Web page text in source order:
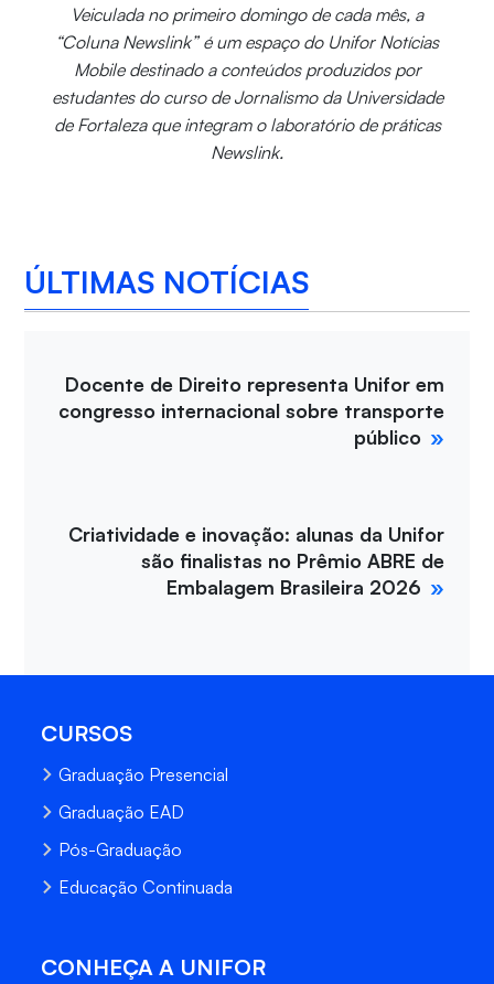
Veiculada no primeiro domingo de cada mês, a
“Coluna Newslink” é um espaço do Unifor Notícias
Mobile destinado a conteúdos produzidos por
estudantes do curso de Jornalismo da Universidade
de Fortaleza que integram o laboratório de práticas
Newslink.
ÚLTIMAS NOTÍCIAS
Docente de Direito representa Unifor em
congresso internacional sobre transporte
público
Criatividade e inovação: alunas da Unifor
são finalistas no Prêmio ABRE de
Embalagem Brasileira 2026
CURSOS
Graduação Presencial
Graduação EAD
Pós-Graduação
Educação Continuada
CONHEÇA A UNIFOR